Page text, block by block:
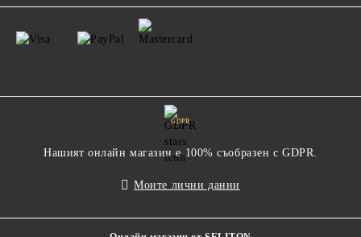
GDPR
Нашият онлайн магазин е 100% съобразен с GDPR.
Моите лични данни